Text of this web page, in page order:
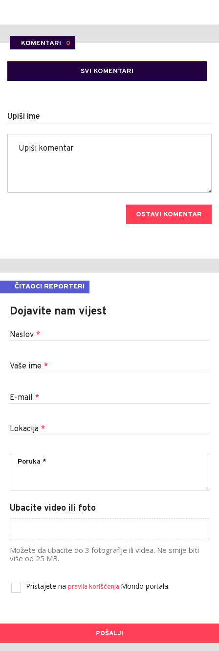
KOMENTARI 0
SVI KOMENTARI
Upiši ime
OSTAVI KOMENTAR
ČITAOCI REPORTERI
Dojavite nam vijest
Naslov *
Vaše ime *
E-mail *
Lokacija *
Ubacite video ili foto
Možete da ubacite do 3 fotografije ili videa. Ne smije biti
više od 25 MB.
Pristajete na pravila korišćenja Mondo portala.
POŠALJI